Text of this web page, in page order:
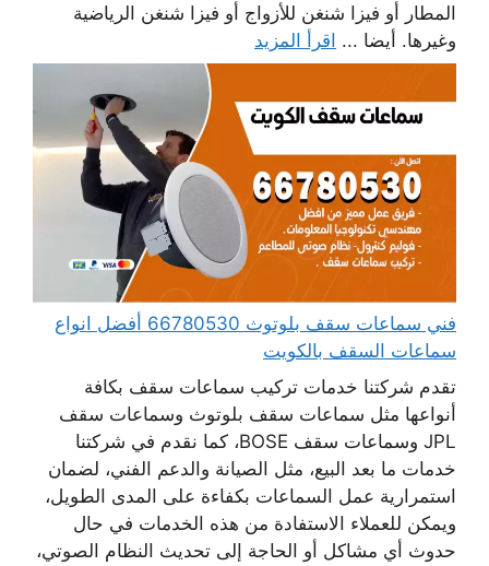
المطار أو فيزا شنغن للأزواج أو فيزا شنغن الرياضية
وغيرها. أيضا ... اقرأ المزيد
فني سماعات سقف بلوتوث 66780530 أفضل انواع
سماعات السقف بالكويت
تقدم شركتنا خدمات تركيب سماعات سقف بكافة
أنواعها مثل سماعات سقف بلوتوث وسماعات سقف
JPL وسماعات سقف BOSE، كما نقدم في شركتنا
خدمات ما بعد البيع، مثل الصيانة والدعم الفني، لضمان
استمرارية عمل السماعات بكفاءة على المدى الطويل،
ويمكن للعملاء الاستفادة من هذه الخدمات في حال
حدوث أي مشاكل أو الحاجة إلى تحديث النظام الصوتي،